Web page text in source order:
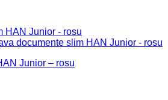
Junior – rosu